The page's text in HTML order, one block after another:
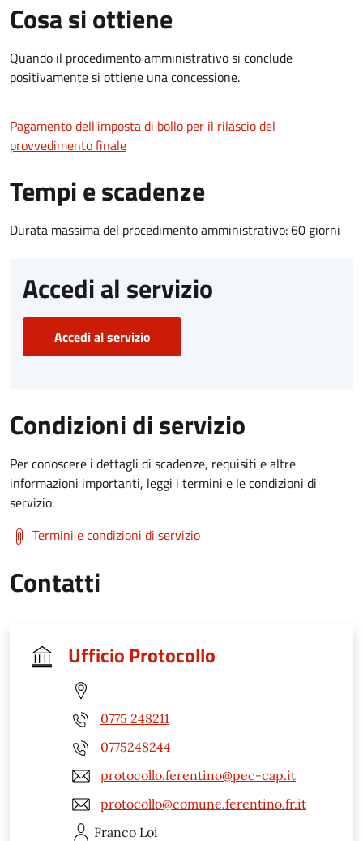
Cosa si ottiene
Quando il procedimento amministrativo si conclude
positivamente si ottiene una concessione.
Pagamento dell'imposta di bollo per il rilascio del
provvedimento finale
Tempi e scadenze
Durata massima del procedimento amministrativo: 60 giorni
Accedi al servizio
Accedi al servizio
Condizioni di servizio
Per conoscere i dettagli di scadenze, requisiti e altre
informazioni importanti, leggi i termini e le condizioni di
servizio.
Termini e condizioni di servizio
Contatti
Ufficio Protocollo
0775 248211
0775248244
protocollo.ferentino@pec-cap.it
protocollo@comune.ferentino.fr.it
Franco Loi